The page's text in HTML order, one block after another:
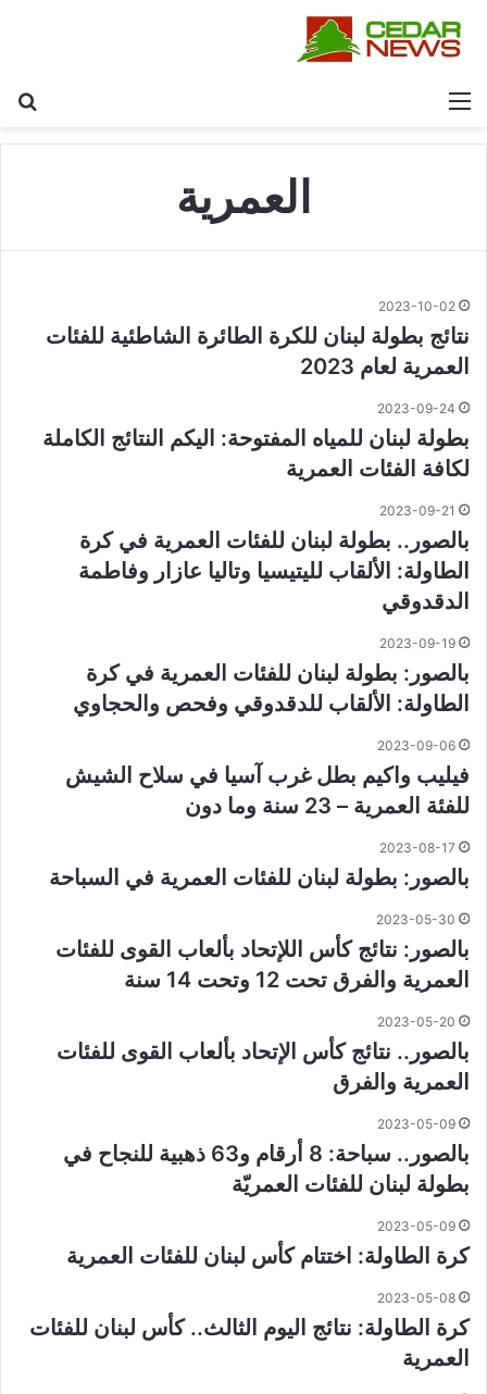
القائمة
العمرية
2023-10-02
نتائج بطولة لبنان للكرة الطائرة الشاطئية للفئات
العمرية لعام 2023
2023-09-24
بطولة لبنان للمياه المفتوحة: اليكم النتائج الكاملة
لكافة الفئات العمرية
2023-09-21
بالصور.. بطولة لبنان للفئات العمرية في كرة
الطاولة: الألقاب لليتيسيا وتاليا عازار وفاطمة
الدقدوقي
2023-09-19
بالصور: بطولة لبنان للفئات العمرية في كرة
الطاولة: الألقاب للدقدوقي وفحص والحجاوي
2023-09-06
فيليب واكيم بطل غرب آسيا في سلاح الشيش
للفئة العمرية – 23 سنة وما دون
2023-08-17
بالصور: بطولة لبنان للفئات العمرية في السباحة
2023-05-30
بالصور: نتائج كأس اللإتحاد بألعاب القوى للفئات
العمرية والفرق تحت 12 وتحت 14 سنة
2023-05-20
بالصور.. نتائج كأس الإتحاد بألعاب القوى للفئات
العمرية والفرق
2023-05-09
بالصور.. سباحة: 8 أرقام و63 ذهبية للنجاح في
بطولة لبنان للفئات العمريّة
2023-05-09
كرة الطاولة: اختتام كأس لبنان للفئات العمرية
2023-05-08
كرة الطاولة: نتائج اليوم الثالث.. كأس لبنان للفئات
العمرية